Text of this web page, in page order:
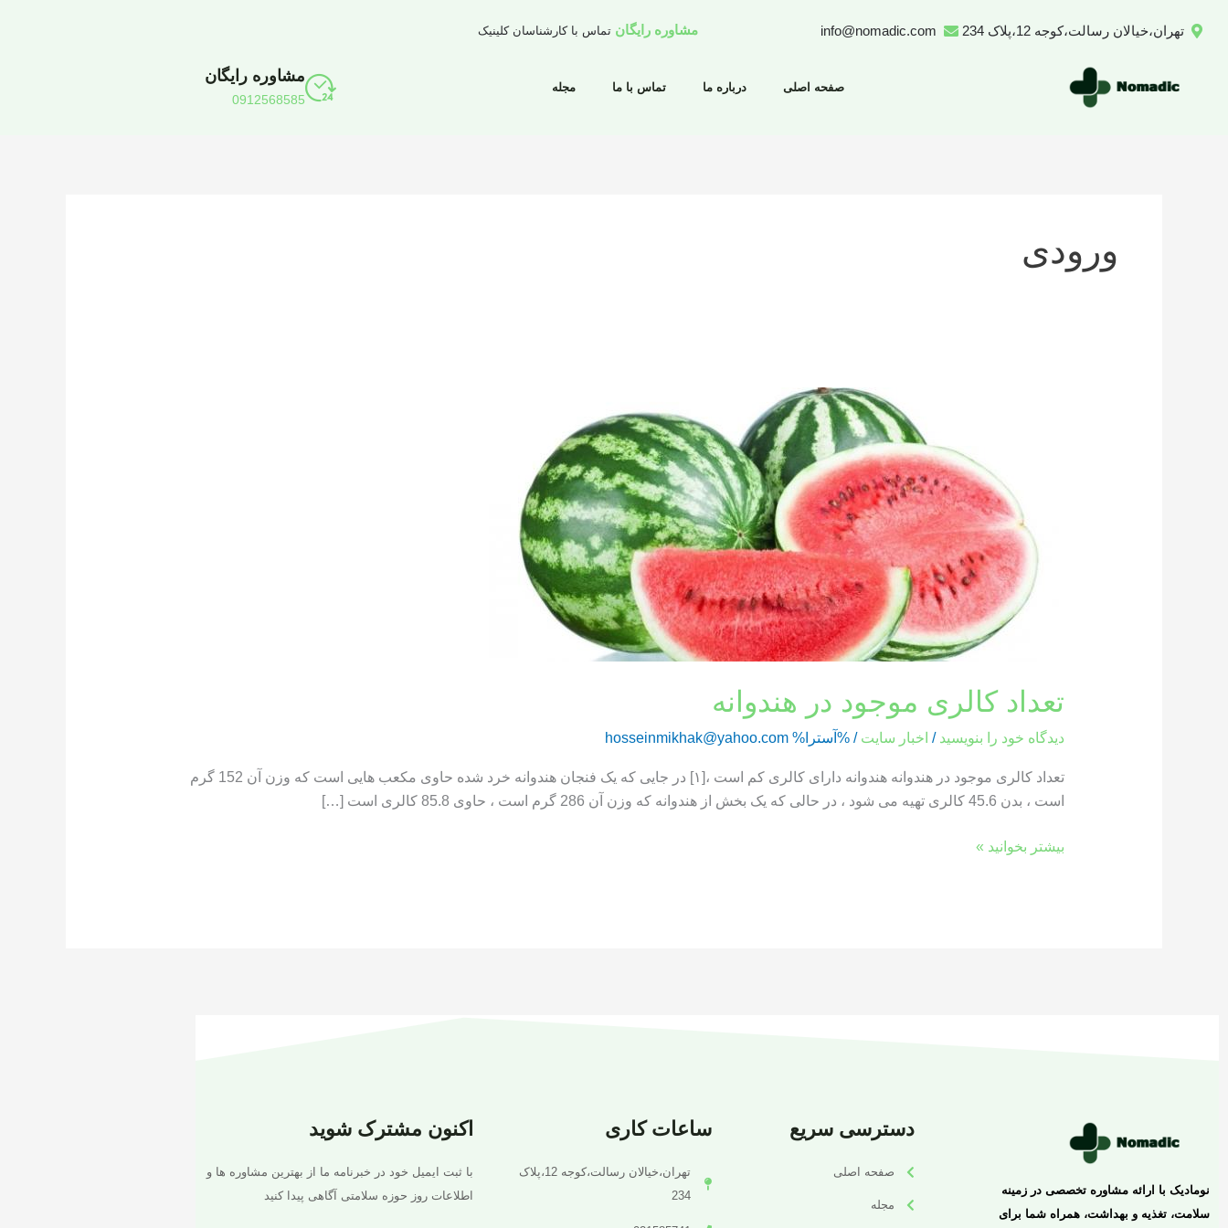
تهران،خیالان رسالت،کوجه 12،پلاک 234 info@nomadic.com مشاوره رایگان تماس با کارشناسان کلینیک
صفحه اصلی درباره ما تماس با ما مجله
مشاوره رایگان
0912568585
ورودی
تعداد کالری موجود در هندوانه
دیدگاه‌ خود را بنویسید / اخبار سایت / %آسترا% hosseinmikhak@yahoo.com
تعداد کالری موجود در هندوانه هندوانه دارای کالری کم است ،[١] در جایی که یک فنجان هندوانه خرد شده حاوی مکعب هایی است که وزن آن 152 گرم
است ، بدن 45.6 کالری تهیه می شود ، در حالی که یک بخش از هندوانه که وزن آن 286 گرم است ، حاوی 85.8 کالری است […]
بیشتر بخوانید »
نومادیک با ارائه مشاوره تخصصی در زمینه
سلامت، تغذیه و بهداشت، همراه شما برای
دسترسی سریع
صفحه اصلی
مجله
ساعات کاری
تهران،خیالان رسالت،کوجه 12،پلاک
234
اکنون مشترک شوید
با ثبت ایمیل خود در خبرنامه ما از بهترین مشاوره ها و
اطلاعات روز حوزه سلامتی آگاهی پیدا کنید